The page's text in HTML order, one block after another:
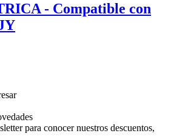
- Compatible con
para conocer nuestros descuentos,